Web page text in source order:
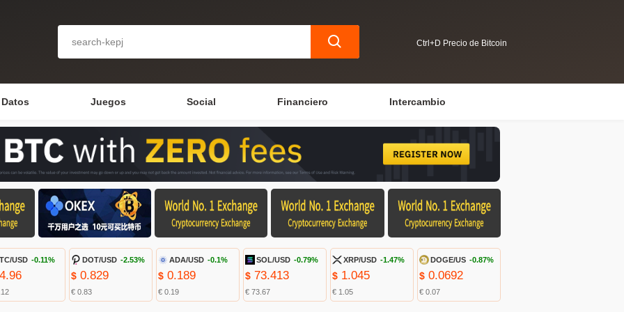
Ctrl+D Precio de Bitcoin
Datos Juegos Social Financiero Intercambio
USD -0.11% DOT/USD -2.53%
$0.829
€ 0.83
ADA/USD -0.1%
$0.189
€ 0.19
SOL/USD -0.79%
$ 73.413
€ 73.67
XRP/USD -1.47%
$ 1.045
€ 1.05
DOGE/US -0.87%
$ 0.0692
€ 0.07